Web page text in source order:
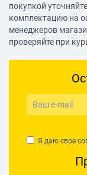
покупкой
комплектацию на
менеджеров
проверяйте при
Я даю свое